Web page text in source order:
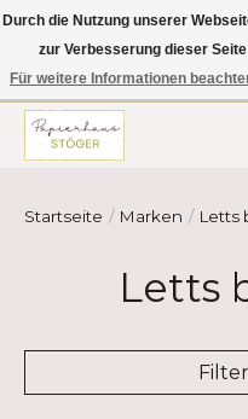
Hier finden Sie hochwertige
Schreiben und vieles mehr!
Hause oder ins Büro geliefert!
Startseite / Marken / Letts
Letts
Durch die Nutzung unserer
zur Verbesserung dieser Seite
Für weitere Informationen